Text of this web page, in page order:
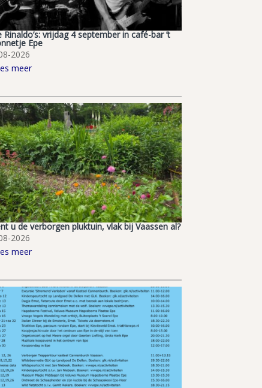
Rinaldo’s: vrijdag 4 september in café-bar ’t
Epe
2026
meer
u de verborgen pluktuin, vlak bij Vaassen al?
2026
meer